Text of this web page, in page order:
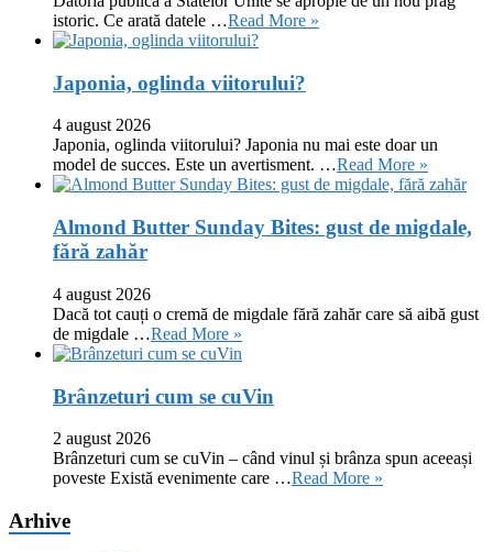
istoric. Ce arată datele …Read More »
Japonia, oglinda viitorului?
4 august 2026
Japonia, oglinda viitorului? Japonia nu mai este doar un
model de succes. Este un avertisment. …Read More »
Almond Butter Sunday Bites: gust de migdale,
fără zahăr
4 august 2026
Dacă tot cauți o cremă de migdale fără zahăr care să aibă gust
de migdale …Read More »
Brânzeturi cum se cuVin
2 august 2026
Brânzeturi cum se cuVin – când vinul și brânza spun aceeași
poveste Există evenimente care …Read More »
Arhive